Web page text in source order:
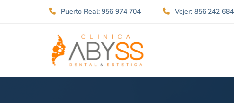
Puerto Real: 956 974 704 Vejer: 856 242 684